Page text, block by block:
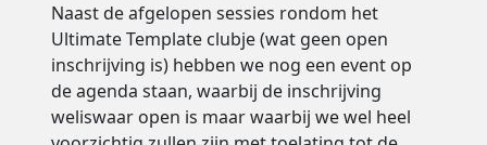
Naast de afgelopen sessies rondom het
Ultimate Template clubje (wat geen open
inschrijving is) hebben we nog een event op
de agenda staan, waarbij de inschrijving
weliswaar open is maar waarbij we wel heel